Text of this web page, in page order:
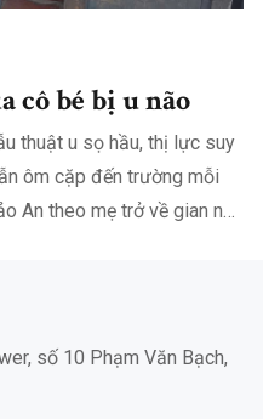
cô bé bị u não
thuật u sọ hầu, thị lực suy
ôm cặp đến trường mỗi
An theo mẹ trở về gian nhà
số 10 Phạm Văn Bạch,